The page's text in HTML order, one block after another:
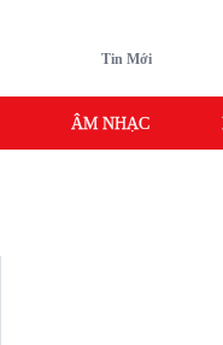
Tin Mới
ÂM NHẠC